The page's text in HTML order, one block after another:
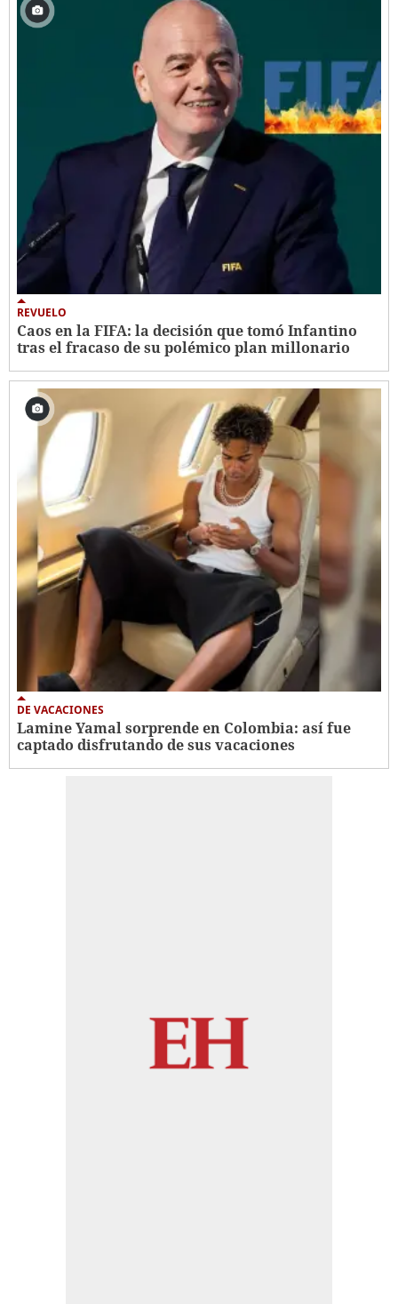
REVUELO
Caos en la FIFA: la decisión que tomó Infantino
tras el fracaso de su polémico plan millonario
DE VACACIONES
Lamine Yamal sorprende en Colombia: así fue
captado disfrutando de sus vacaciones